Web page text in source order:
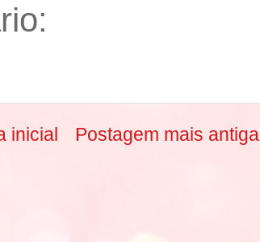
Postagem mais antiga
inicial